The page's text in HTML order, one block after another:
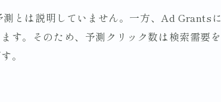
とは説明していません。一方、Ad Grantsに
す。そのため、予測クリック数は検索需要を
。